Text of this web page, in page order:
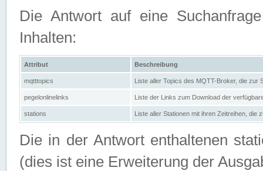
Die Antwort auf eine
Inhalten:
Attribut Beschreibung
mqtttopics Liste aller Topics des MQTT-Broker, die zur
pegelonlinelinks Liste der Links zum Download der
stations Liste aller Stationen mit ihren Zeitreihen, die
Die in der Antwort enthaltenen
(dies ist eine Erweiterung der